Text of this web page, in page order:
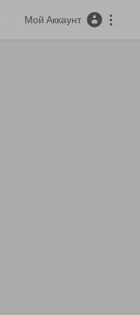
Мой Аккаунт